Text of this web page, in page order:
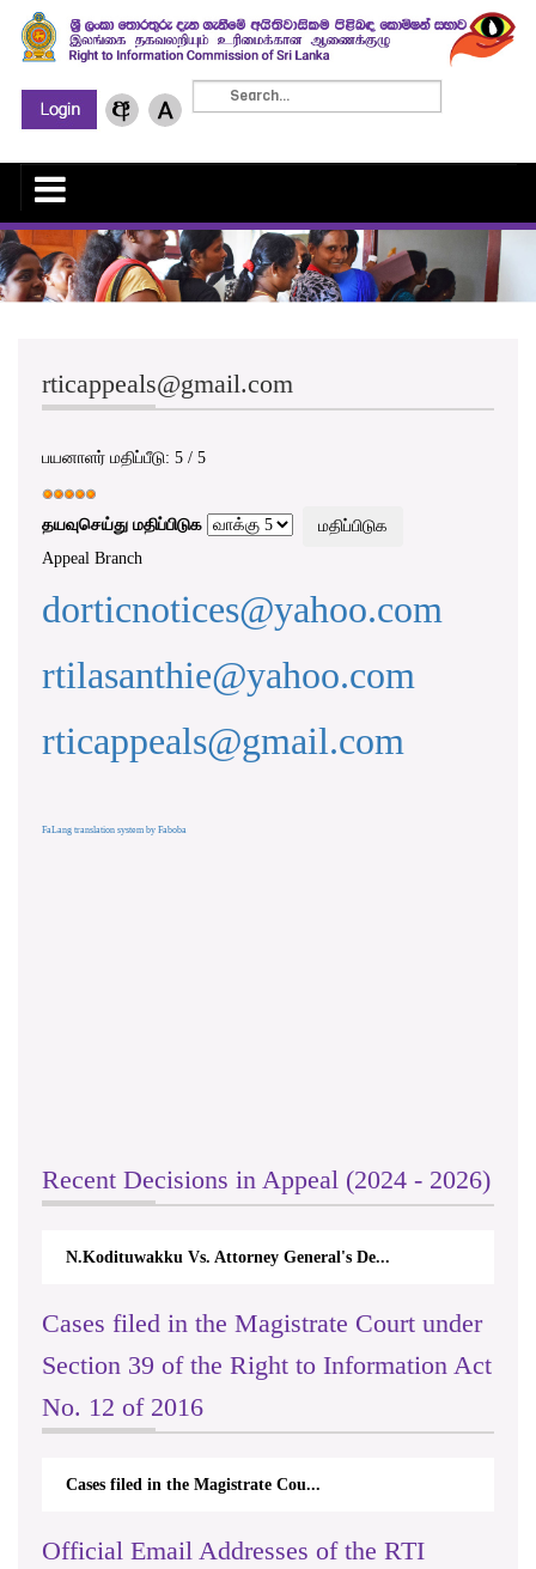
rticappeals@gmail.com
பயனாளர் மதிப்பீடு: 5 / 5
தயவுசெய்து மதிப்பிடுக
Appeal Branch
dorticnotices@yahoo.com
rtilasanthie@yahoo.com
rticappeals@gmail.com
FaLang translation system by Faboba
Recent Decisions in Appeal (2024 - 2026)
General's De... M. Kanthilatha Vs Employees'
Cases filed in the Magistrate Court under
Section 39 of the Right to Information Act
No. 12 of 2016
Cases filed in the Magistrate Cou...
Official Email Addresses of the RTI